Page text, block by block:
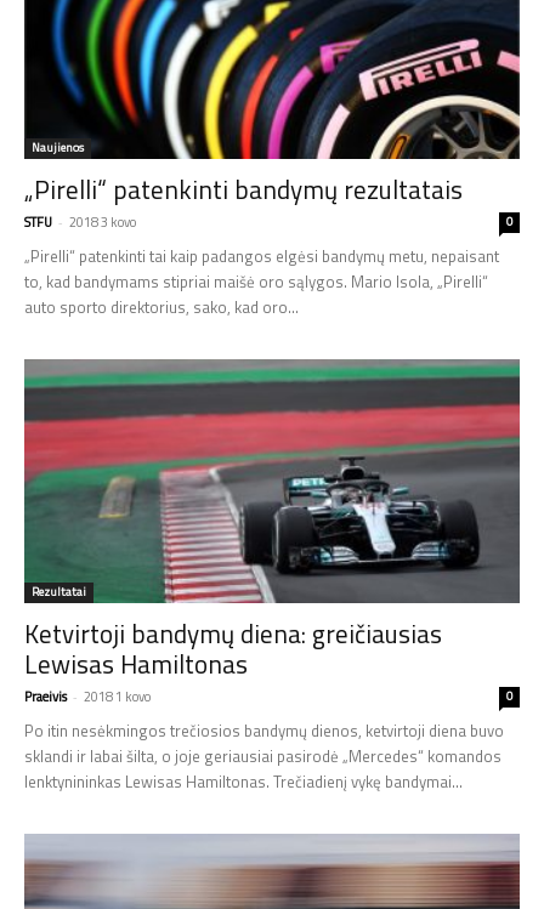
Naujienos
„Pirelli“ patenkinti bandymų rezultatais
STFU - 2018 3 kovo 0
„Pirelli“ patenkinti tai kaip padangos elgėsi bandymų metu, nepaisant
to, kad bandymams stipriai maišė oro sąlygos. Mario Isola, „Pirelli“
auto sporto direktorius, sako, kad oro...
Rezultatai
Ketvirtoji bandymų diena: greičiausias
Lewisas Hamiltonas
Praeivis - 2018 1 kovo 0
Po itin nesėkmingos trečiosios bandymų dienos, ketvirtoji diena buvo
sklandi ir labai šilta, o joje geriausiai pasirodė „Mercedes“ komandos
lenktynininkas Lewisas Hamiltonas. Trečiadienį vykę bandymai...